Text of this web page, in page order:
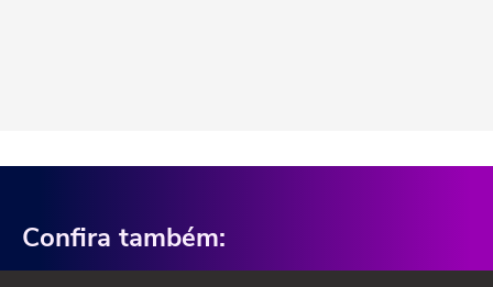
Confira também: